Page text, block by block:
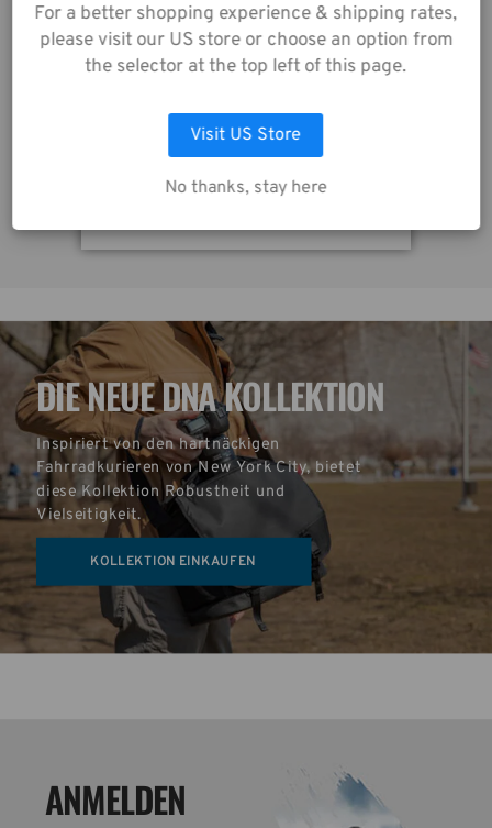
Tenba Tools Soft Objektivtasche 12x5 schwarz
ANMELDEN
DIE NEUE DNA KOLLEKTION
Inspiriert von den hartnäckigen
Fahrradkurieren von New York City, bietet
diese Kollektion Robustheit und
Vielseitigkeit.
KOLLEKTION EINKAUFEN
Datenschutzrichtlinie
zu.
AUSWAHL ANPASSEN
ALLE COOKIES AKZEPTIEREN
For a better shopping experience & shipping rates,
please visit our US store or choose an option from
the selector at the top left of this page.
Visit US Store
No thanks, stay here